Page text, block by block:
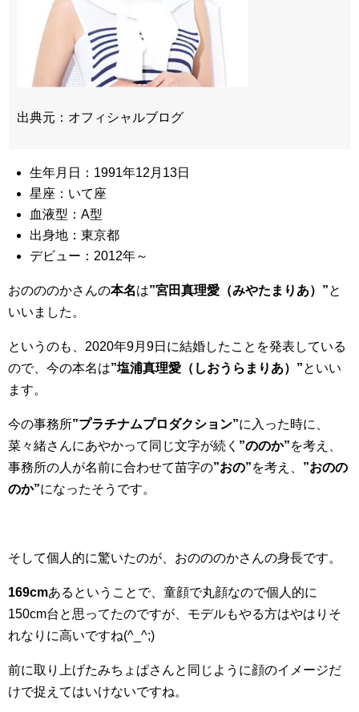
出典元：オフィシャルブログ
生年月日：1991年12月13日
星座：いて座
血液型：A型
出身地：東京都
デビュー：2012年～
おのののかさんの本名は”宮田真理愛（みやたまりあ）”と
いいました。
というのも、2020年9月9日に結婚したことを発表している
ので、今の本名は”塩浦真理愛（しおうらまりあ）”といい
ます。
今の事務所”プラチナムプロダクション”に入った時に、
菜々緒さんにあやかって同じ文字が続く ”ののか”を考え、
事務所の人が名前に合わせて苗字の”おの”を考え、 ”おのの
のか”になったそうです。
そして個人的に驚いたのが、おのののかさんの身長です。
169cmあるということで、童顔で丸顔なので個人的に
150cm台と思ってたのですが、モデルもやる方はやはりそ
れなりに高いですね(^_^;)
前に取り上げたみちょぱさんと同じように顔のイメージだ
けで捉えてはいけないですね。